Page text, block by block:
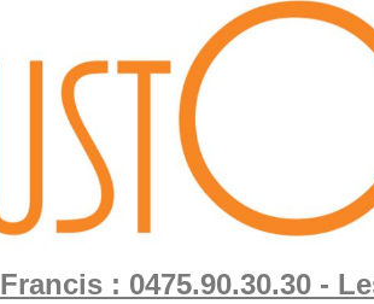
Francis : 0475.90.30.30 -